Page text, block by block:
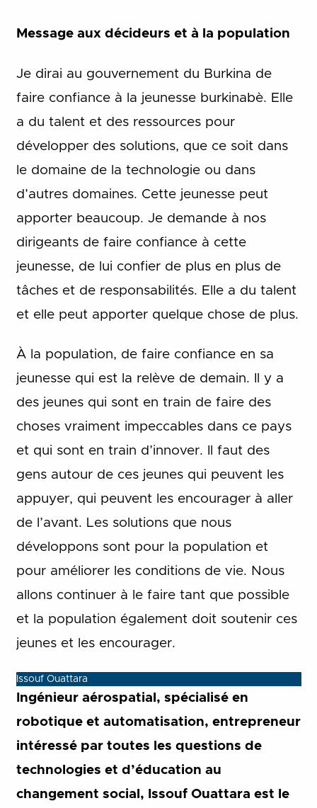
Message aux décideurs et à la population
Je dirai au gouvernement du Burkina de
faire confiance à la jeunesse burkinabè. Elle
a du talent et des ressources pour
développer des solutions, que ce soit dans
le domaine de la technologie ou dans
d’autres domaines. Cette jeunesse peut
apporter beaucoup. Je demande à nos
dirigeants de faire confiance à cette
jeunesse, de lui confier de plus en plus de
tâches et de responsabilités. Elle a du talent
et elle peut apporter quelque chose de plus.
À la population, de faire confiance en sa
jeunesse qui est la relève de demain. Il y a
des jeunes qui sont en train de faire des
choses vraiment impeccables dans ce pays
et qui sont en train d’innover. Il faut des
gens autour de ces jeunes qui peuvent les
appuyer, qui peuvent les encourager à aller
de l’avant. Les solutions que nous
développons sont pour la population et
pour améliorer les conditions de vie. Nous
allons continuer à le faire tant que possible
et la population également doit soutenir ces
jeunes et les encourager.
Issouf Ouattara
Ingénieur aérospatial, spécialisé en
robotique et automatisation, entrepreneur
intéressé par toutes les questions de
technologies et d’éducation au
changement social, Issouf Ouattara est le